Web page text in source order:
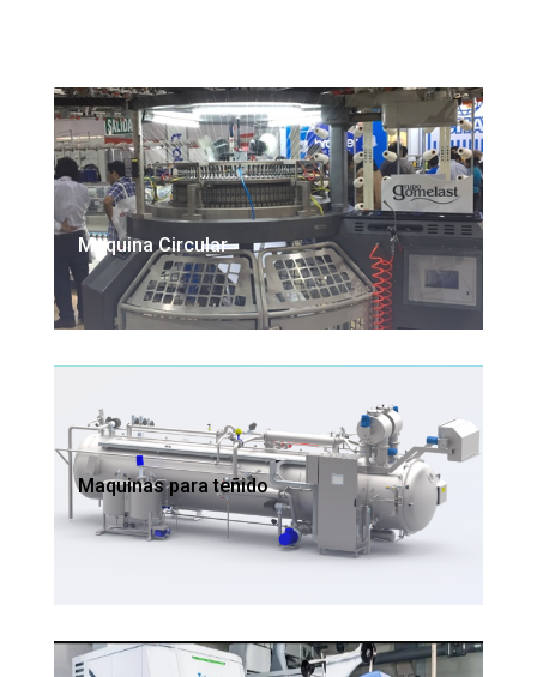
Maquina Circular
Maquinas para teñido